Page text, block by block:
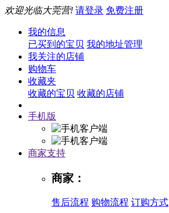
欢迎光临大莞营! 请登录 免费注册
我的信息
已买到的宝贝 我的地址管理
我关注的店铺
购物车
收藏夹
收藏的宝贝 收藏的店铺
手机版
商家支持
商家：
售后流程 购物流程 订购方式